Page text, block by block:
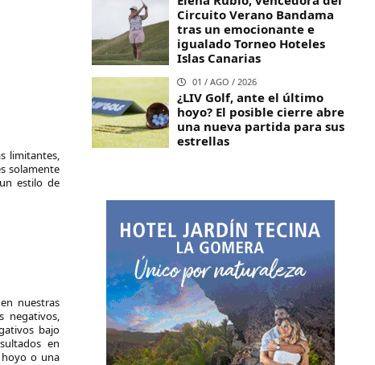
limitantes,
solamente
estilo de
nuestras
negativos,
bajo
en
o una
Circuito Verano Bandama
tras un emocionante e
igualado Torneo Hoteles
Islas Canarias
01 / AGO / 2026
¿LIV Golf, ante el último
hoyo? El posible cierre abre
una nueva partida para sus
estrellas